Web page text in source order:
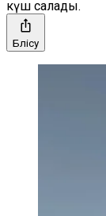
күш салады.
Бөлісу